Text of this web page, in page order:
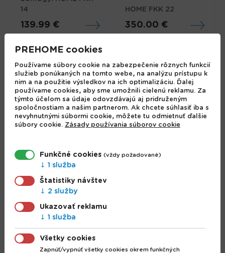
14
139.99 €
HOME FKK 22
350.00 €
stojací elektrický krb
320.00 €
Igotherm Lugano,
PREHOME cookies
Používame súbory cookie na zabezpečenie rôznych funkcií
služieb ponúkaných na tomto webe, na analýzu prístupu k
nim a na použitie výsledkov na ich optimalizáciu. Ďalej
používame cookies, aby sme umožnili cielenú reklamu. Za
týmto účelom sa údaje odovzdávajú aj pridruženým
spoločnostiam a našim partnerom. Ak chcete súhlasiť iba s
nevyhnutnými súbormi cookie, môžete tu odmietnuť ďalšie
súbory cookie. Zásady používania súborov cookie
Funkčné cookies (vždy požadované)
1 služba
Štatistiky návštev
2 služby
Ukazovať reklamu
1 služba
Všetky cookies
Zapnúť/vypnúť všetky cookies okrem funkčných